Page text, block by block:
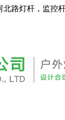
路灯杆，监控